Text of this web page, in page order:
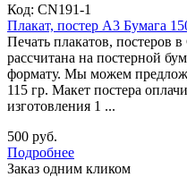
Код: CN191-1
Плакат, постер А3 Бумага
Печать плакатов, постеров
рассчитана на постерной
формату. Мы можем
115 гр. Макет постера
изготовления 1 ...
500 руб.
Подробнее
Заказ одним кликом